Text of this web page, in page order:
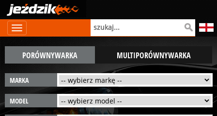
PORÓWNYWARKA MULTIPORÓWNYWARKA
MARKA
MODEL